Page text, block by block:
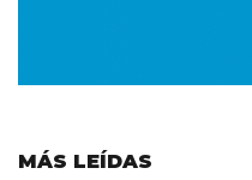
MÁS LEÍDAS